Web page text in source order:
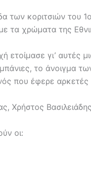
των κοριτσιών του
τα χρώματα της
γι’ αυτές
το άνοιγμα
που έφερε αρκετές
Χρήστος
οι: